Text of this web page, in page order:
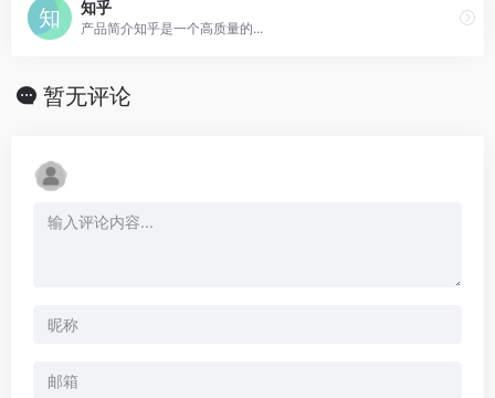
知乎
产品简介知乎是一个高质量的...
暂无评论